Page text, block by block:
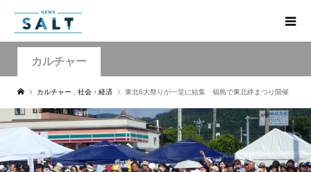
カルチャー
カルチャー 社会・経済 東北6大祭りが一堂に結集 福島で東北絆まつり開催